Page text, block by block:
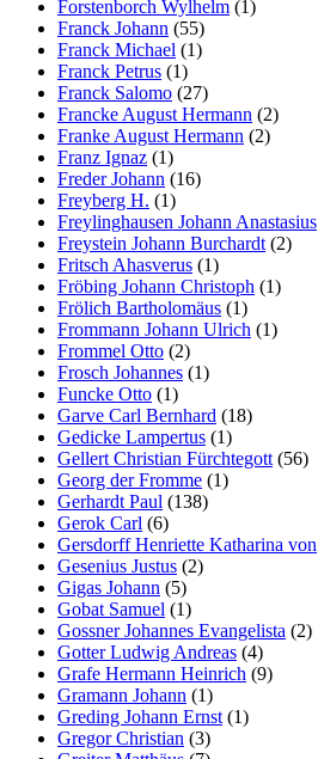
Forstenborch Wylhelm (1)
Franck Johann (55)
Franck Michael (1)
Franck Petrus (1)
Franck Salomo (27)
Francke August Hermann (2)
Franke August Hermann (2)
Franz Ignaz (1)
Freder Johann (16)
Freyberg H. (1)
Freylinghausen Johann Anastasius
Freystein Johann Burchardt (2)
Fritsch Ahasverus (1)
Fröbing Johann Christoph (1)
Frölich Bartholomäus (1)
Frommann Johann Ulrich (1)
Frommel Otto (2)
Frosch Johannes (1)
Funcke Otto (1)
Garve Carl Bernhard (18)
Gedicke Lampertus (1)
Gellert Christian Fürchtegott (56)
Georg der Fromme (1)
Gerhardt Paul (138)
Gerok Carl (6)
Gersdorff Henriette Katharina von
Gesenius Justus (2)
Gigas Johann (5)
Gobat Samuel (1)
Gossner Johannes Evangelista (2)
Gotter Ludwig Andreas (4)
Grafe Hermann Heinrich (9)
Gramann Johann (1)
Greding Johann Ernst (1)
Gregor Christian (3)